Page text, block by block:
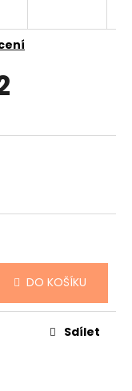
DO KOŠÍKU
Sdílet